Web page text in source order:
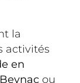
la
activités
en
ou